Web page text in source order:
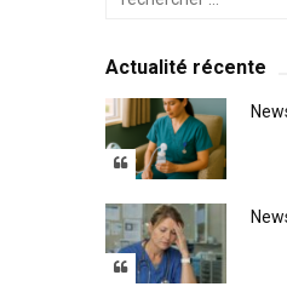
Actualité récente